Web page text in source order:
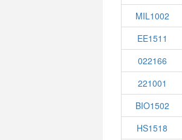
MIL1002
EE1511
022166
221001
BIO1502
HS1518